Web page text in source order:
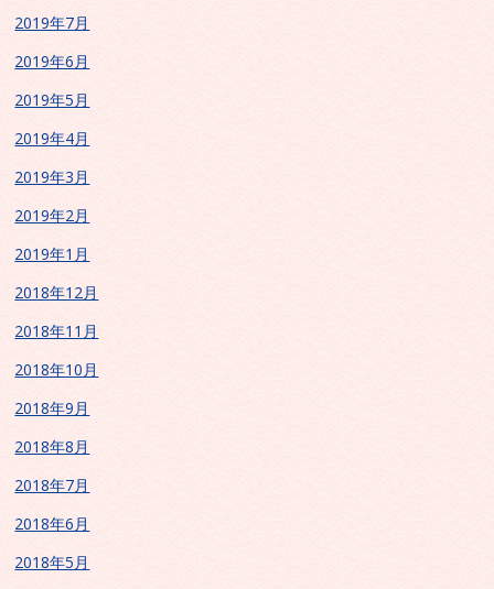
2019年7月
2019年6月
2019年5月
2019年4月
2019年3月
2019年2月
2019年1月
2018年12月
2018年11月
2018年10月
2018年9月
2018年8月
2018年7月
2018年6月
2018年5月